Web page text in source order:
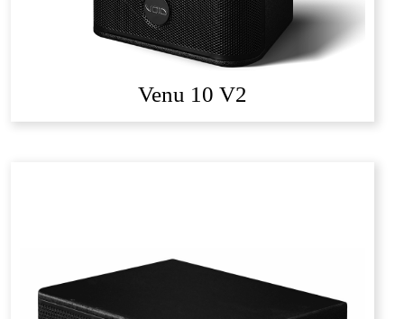
Venu 10 V2